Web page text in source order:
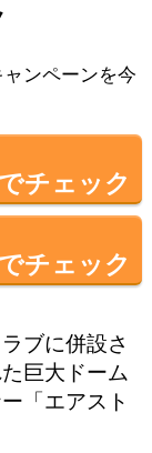
ンペーンを今
チェック
チェック
ブに併設さ
巨大ドーム
「エアスト